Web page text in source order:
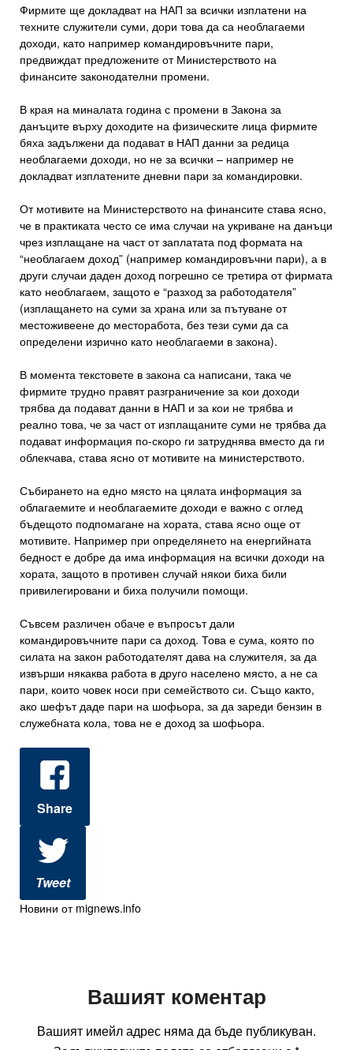
Фирмите ще докладват на НАП за всички изплатени на
техните служители суми, дори това да са необлагаеми
доходи, като например командировъчните пари,
предвиждат предложените от Министерството на
финансите законодателни промени.
В края на миналата година с промени в Закона за
данъците върху доходите на физическите лица фирмите
бяха задължени да подават в НАП данни за редица
необлагаеми доходи, но не за всички – например не
докладват изплатените дневни пари за командировки.
От мотивите на Министерството на финансите става ясно,
че в практиката често се има случаи на укриване на данъци
чрез изплащане на част от заплатата под формата на
“необлагаем доход” (например командировъчни пари), а в
други случаи даден доход погрешно се третира от фирмата
като необлагаем, защото е “разход за работодателя”
(изплащането на суми за храна или за пътуване от
местоживеене до месторабота, без тези суми да са
определени изрично като необлагаеми в закона).
В момента текстовете в закона са написани, така че
фирмите трудно правят разграничение за кои доходи
трябва да подават данни в НАП и за кои не трябва и
реално това, че за част от изплащаните суми не трябва да
подават информация по-скоро ги затруднява вместо да ги
облекчава, става ясно от мотивите на министерството.
Събирането на едно място на цялата информация за
облагаемите и необлагаемите доходи е важно с оглед
бъдещото подпомагане на хората, става ясно още от
мотивите. Например при определянето на енергийната
бедност е добре да има информация на всички доходи на
хората, защото в противен случай някои биха били
привилегировани и биха получили помощи.
Съвсем различен обаче е въпросът дали
командировъчните пари са доход. Това е сума, която по
силата на закон работодателят дава на служителя, за да
извърши някаква работа в друго населено място, а не са
пари, които човек носи при семейството си. Също както,
ако шефът даде пари на шофьора, за да зареди бензин в
служебната кола, това не е доход за шофьора.
Share
Tweet
Новини от mignews.info
Вашият коментар
Вашият имейл адрес няма да бъде публикуван.